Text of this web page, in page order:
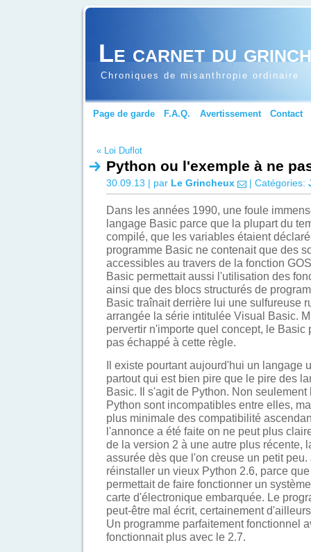
Le carnet du
Chroniques de misanthropie ordinaire
Page de garde F.A.Q. Avertissement Contact
« Loi Duflot
Python ou l'exemple à ne
30.09.13 | par Le Grincheux | Catégories:
Dans les années 1990, une foule
langage Basic parce que la plupart du
compilé, que les variables étaient
programme Basic ne contenait que des
accessibles au travers de la fonction
Basic permettait aussi l'utilisation des
ainsi que des blocs structurés de
Basic traînait derrière lui une sulfureuse
arrangée la série intitulée Visual Basic.
pervertir n'importe quel concept, le Basic
pas échappé à cette règle.
Il existe pourtant aujourd'hui un langage
partout qui est bien pire que le pire des
Basic. Il s'agit de Python. Non
Python sont incompatibles entre elles,
plus minimale des compatibilité
l'annonce a été faite on ne peut plus
de la version 2 à une autre plus récente,
assurée dès que l'on creuse un petit
réinstaller un vieux Python 2.6, parce
permettait de faire fonctionner un
carte d'électronique embarquée. Le
peut-être mal écrit, certainement
Un programme parfaitement fonctionnel
fonctionnait plus avec le 2.7.